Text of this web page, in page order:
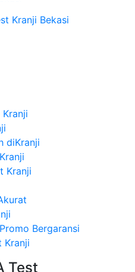
Kranji Bekasi
Kranji
diKranji
Kranji
Bergaransi
Kranji
Test